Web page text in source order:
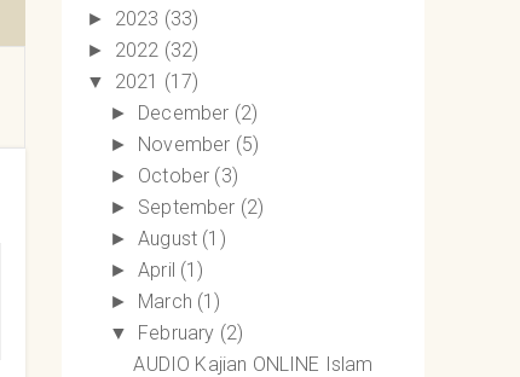
► 2023 (33)
► 2022 (32)
▼ 2021 (17)
► December (2)
► November (5)
► October (3)
► September (2)
►August (1)
►April (1)
► March (1)
▼ February (2)
AUDIO Kajian ONLINE Islam